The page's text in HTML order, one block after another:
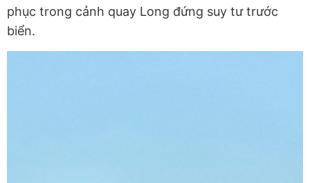
phục trong cảnh quay Long đứng suy tư trước
biển.